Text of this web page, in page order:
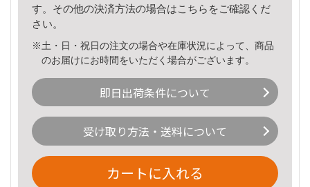
す。その他の決済方法の場合はこちら をご確認くだ
さい。
※土・日・祝日の注文の場合や在庫状況によって、商品
のお届けにお時間をいただく場合がございます。
即日出荷条件について
受け取り方法・送料について
カートに入れる